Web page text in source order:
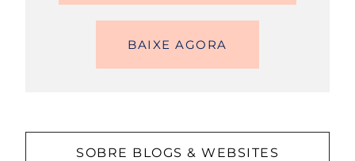
BAIXE AGORA
SOBRE BLOGS & WEBSITES